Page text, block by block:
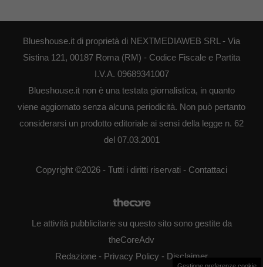
Blueshouse.it di proprietà di NEXTMEDIAWEB SRL - Via
Sistina 121, 00187 Roma (RM) - Codice Fiscale e Partita
I.V.A. 09689341007
Blueshouse.it non è una testata giornalistica, in quanto
viene aggiornato senza alcuna periodicità. Non può pertanto
considerarsi un prodotto editoriale ai sensi della legge n. 62
del 07.03.2001
Copyright ©2026 - Tutti i diritti riservati - Contattaci
Le attività pubblicitarie su questo sito sono gestite da
theCoreAdv
Redazione - Privacy Policy - Disclaimer